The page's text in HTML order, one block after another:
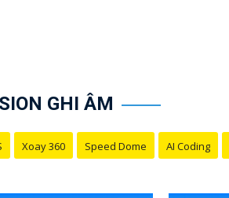
băng thông. - Độ phân giải 2MP
cách lên đến 30m.
đặt của bạn. Bạn có thể tham
GHI ÂM
Xoay 360 Speed Dome AI Coding